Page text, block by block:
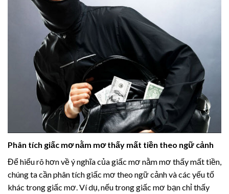
Phân tích giấc mơ nằm mơ thấy mất tiền theo ngữ cảnh
Để hiểu rõ hơn về ý nghĩa của giấc mơ nằm mơ thấy mất tiền,
chúng ta cần phân tích giấc mơ theo ngữ cảnh và các yếu tố
khác trong giấc mơ. Ví dụ, nếu trong giấc mơ bạn chỉ thấy